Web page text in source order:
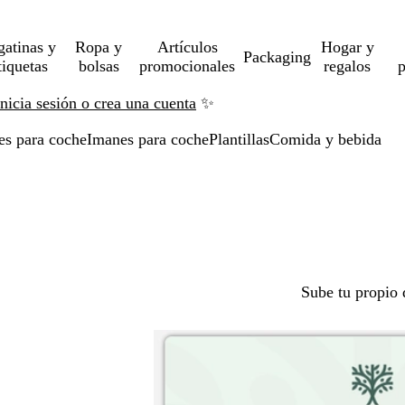
y
Ropa y
bolsas
Artículos
promocionales
Packaging
Hogar y
regalos
sesión o crea una cuenta ✨
para cocheImanes para cochePlantillasComida y bebida
Sube tu propio